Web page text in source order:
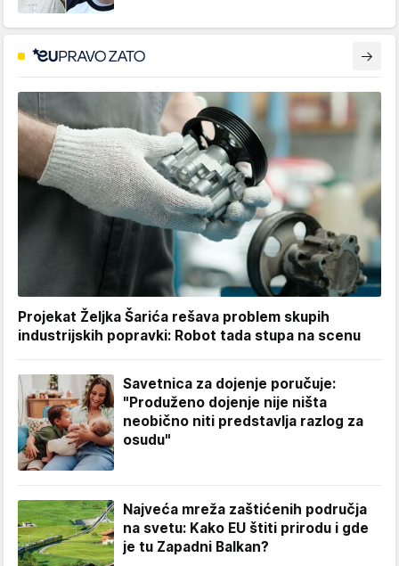
Projekat Željka Šarića rešava problem skupih
industrijskih popravki: Robot tada stupa na scenu
Savetnica za dojenje poručuje:
"Produženo dojenje nije ništa
neobično niti predstavlja razlog za
osudu"
Najveća mreža zaštićenih područja
na svetu: Kako EU štiti prirodu i gde
je tu Zapadni Balkan?